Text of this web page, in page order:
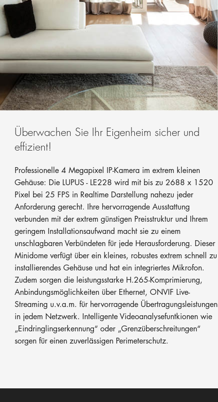
Überwachen Sie Ihr Eigenheim sicher und
effizient!
Professionelle 4 Megapixel IP-Kamera im extrem kleinen
Gehäuse: Die LUPUS - LE228 wird mit bis zu 2688 x 1520
Pixel bei 25 FPS in Realtime Darstellung nahezu jeder
Anforderung gerecht. Ihre hervorragende Ausstattung
verbunden mit der extrem günstigen Preisstruktur und Ihrem
geringem Installationsaufwand macht sie zu einem
unschlagbaren Verbündeten für jede Herausforderung. Dieser
Minidome verfügt über ein kleines, robustes extrem schnell zu
installierendes Gehäuse und hat ein integriertes Mikrofon.
Zudem sorgen die leistungsstarke H.265-Komprimierung,
Anbindungsmöglichkeiten über Ethernet, ONVIF Live-
Streaming u.v.a.m. für hervorragende Übertragungsleistungen
in jedem Netzwerk. Intelligente Videoanalysefuntkionen wie
„Eindringlingserkennung“ oder „Grenzüberschreitungen“
sorgen für einen zuverlässigen Perimeterschutz.